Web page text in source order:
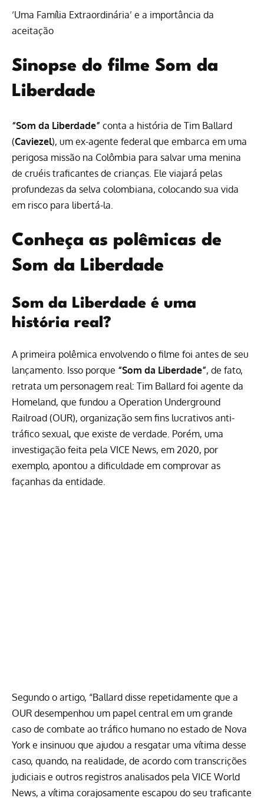
‘Uma Família Extraordinária’ e a importância da
aceitação
Sinopse do filme Som da
Liberdade
“Som da Liberdade” conta a história de Tim Ballard
(Caviezel), um ex-agente federal que embarca em uma
perigosa missão na Colômbia para salvar uma menina
de cruéis traficantes de crianças. Ele viajará pelas
profundezas da selva colombiana, colocando sua vida
em risco para libertá-la.
Conheça as polêmicas de
Som da Liberdade
Som da Liberdade é uma
história real?
A primeira polêmica envolvendo o filme foi antes de seu
lançamento. Isso porque “Som da Liberdade”, de fato,
retrata um personagem real: Tim Ballard foi agente da
Homeland, que fundou a Operation Underground
Railroad (OUR), organização sem fins lucrativos anti-
tráfico sexual, que existe de verdade. Porém, uma
investigação feita pela VICE News, em 2020, por
exemplo, apontou a dificuldade em comprovar as
façanhas da entidade.
Segundo o artigo, “Ballard disse repetidamente que a
OUR desempenhou um papel central em um grande
caso de combate ao tráfico humano no estado de Nova
York e insinuou que ajudou a resgatar uma vítima desse
caso, quando, na realidade, de acordo com transcrições
judiciais e outros registros analisados pela VICE World
News, a vítima corajosamente escapou do seu traficante